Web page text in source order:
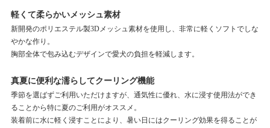
軽くて柔らかいメッシュ素材
新開発のポリエステル製3Dメッシュ素材を使用し、非常に軽くソフトでしな
やかな作り。
胸部全体で包み込むデザインで愛犬の負担を軽減します。
真夏に便利な濡らしてクーリング機能
季節を選ばずご利用いただけますが、通気性に優れ、水に浸す使用法ができ
ることから特に夏のご利用がオススメ。
装着前に水に軽く浸すことにより、暑い日にはクーリング効果を得ることが